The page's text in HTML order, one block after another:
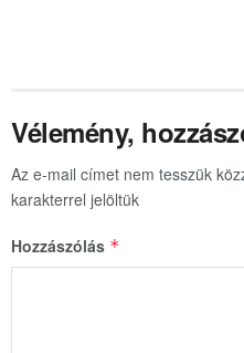
Vélemény,
Az e-mail címet nem tesszük
karakterrel jelöltük
Hozzászólás *